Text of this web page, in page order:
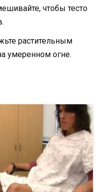
чтобы тесто
растительным
умеренном огне.